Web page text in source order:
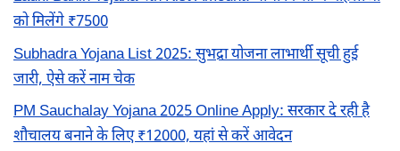
को मिलेंगे ₹7500
Subhadra Yojana List 2025: सुभद्रा योजना लाभार्थी सूची हुई
जारी, ऐसे करें नाम चेक
PM Sauchalay Yojana 2025 Online Apply: सरकार दे रही है
शौचालय बनाने के लिए ₹12000, यहां से करें आवेदन